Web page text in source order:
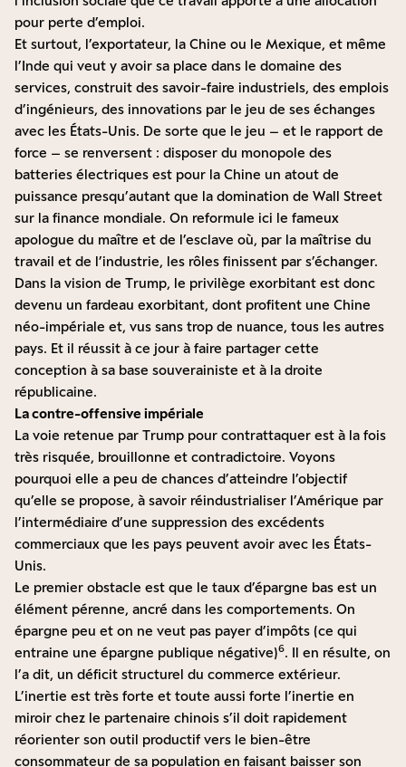
pour perte d’emploi.
Et surtout, l’exportateur, la Chine ou le Mexique, et même
l’Inde qui veut y avoir sa place dans le domaine des
services, construit des savoir-faire industriels, des emplois
d’ingénieurs, des innovations par le jeu de ses échanges
avec les États-Unis. De sorte que le jeu – et le rapport de
force – se renversent : disposer du monopole des
batteries électriques est pour la Chine un atout de
puissance presqu’autant que la domination de Wall Street
sur la finance mondiale. On reformule ici le fameux
apologue du maître et de l’esclave où, par la maîtrise du
travail et de l’industrie, les rôles finissent par s’échanger.
Dans la vision de Trump, le privilège exorbitant est donc
devenu un fardeau exorbitant, dont profitent une Chine
néo-impériale et, vus sans trop de nuance, tous les autres
pays. Et il réussit à ce jour à faire partager cette
conception à sa base souverainiste et à la droite
républicaine.
La contre-offensive impériale
La voie retenue par Trump pour contrattaquer est à la fois
très risquée, brouillonne et contradictoire. Voyons
pourquoi elle a peu de chances d’atteindre l’objectif
qu’elle se propose, à savoir réindustrialiser l’Amérique par
l’intermédiaire d’une suppression des excédents
commerciaux que les pays peuvent avoir avec les États-
Unis.
Le premier obstacle est que le taux d’épargne bas est un
élément pérenne, ancré dans les comportements. On
épargne peu et on ne veut pas payer d’impôts (ce qui
entraine une épargne publique négative)6. Il en résulte, on
l’a dit, un déficit structurel du commerce extérieur.
L’inertie est très forte et toute aussi forte l’inertie en
miroir chez le partenaire chinois s’il doit rapidement
réorienter son outil productif vers le bien-être
consommateur de sa population en faisant baisser son